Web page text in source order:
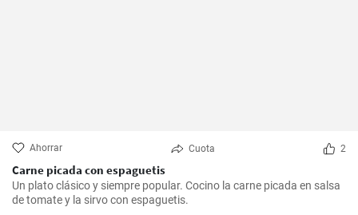
Ahorrar Cuota 2
Carne picada con espaguetis
Un plato clásico y siempre popular. Cocino la carne picada en salsa
de tomate y la sirvo con espaguetis.